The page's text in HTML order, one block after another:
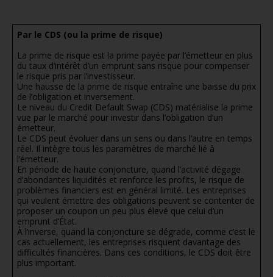
Par le CDS (ou la prime de risque)
La prime de risque est la prime payée par l’émetteur en plus
du taux d’intérêt d’un emprunt sans risque pour compenser
le risque pris par l’investisseur.
Une hausse de la prime de risque entraîne une baisse du prix
de l’obligation et inversement.
Le niveau du Credit Default Swap (CDS) matérialise la prime
vue par le marché pour investir dans l’obligation d’un
émetteur.
Le CDS peut évoluer dans un sens ou dans l’autre en temps
réel. Il intègre tous les paramètres de marché lié à
l’émetteur.
En période de haute conjoncture, quand l’activité dégage
d’abondantes liquidités et renforce les profits, le risque de
problèmes financiers est en général limité. Les entreprises
qui veulent émettre des obligations peuvent se contenter de
proposer un coupon un peu plus élevé que celui d’un
emprunt d’État.
À l’inverse, quand la conjoncture se dégrade, comme c’est le
cas actuellement, les entreprises risquent davantage des
difficultés financières. Dans ces conditions, le CDS doit être
plus important.